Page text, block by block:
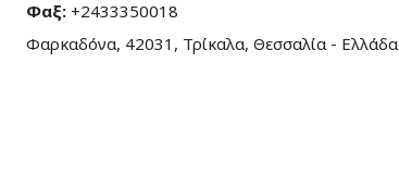
Φαξ: +2433350018
Φαρκαδόνα, 42031, Τρίκαλα, Θεσσαλία - Ελλάδα